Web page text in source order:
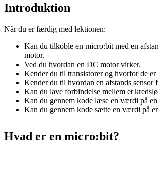
Introduktion
Når du er færdig med lektionen:
Kan du tilkoble en micro:bit med en
motor.
Ved du hvordan en DC motor virker.
Kender du til transistorer og hvorfor de er
Kender du til hvordan en afstands sensor
Kan du lave forbindelse mellem et
Kan du gennem kode læse en værdi på
Kan du gennem kode sætte en værdi på
Hvad er en micro:bit?